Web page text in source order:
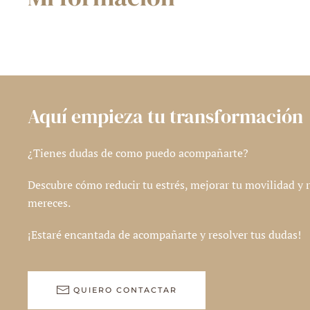
Aquí empieza tu transformación
¿Tienes dudas de como puedo acompañarte?
Descubre cómo reducir tu estrés, mejorar tu movilidad y
mereces.
¡Estaré encantada de acompañarte y resolver tus dudas!
QUIERO CONTACTAR